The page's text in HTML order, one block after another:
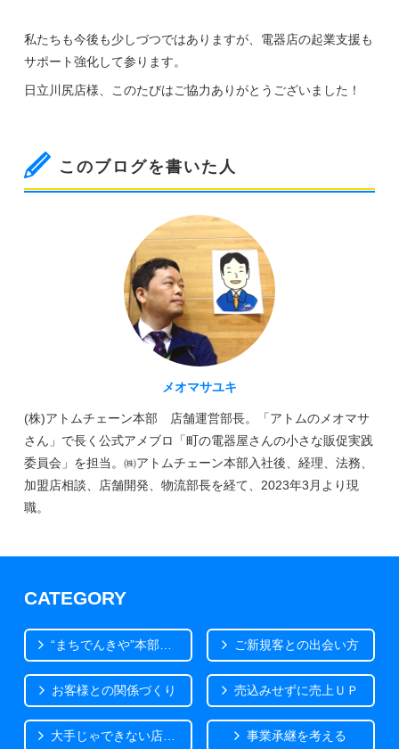
私たちも今後も少しづつではありますが、電器店の起業支援も
サポート強化して参ります。
日立川尻店様、このたびはご協力ありがとうございました！
このブログを書いた人
メオマサユキ
(株)アトムチェーン本部 店舗運営部長。「アトムのメオマサ
さん」で長く公式アメブロ「町の電器屋さんの小さな販促実践
委員会」を担当。㈱アトムチェーン本部入社後、経理、法務、
加盟店相談、店舗開発、物流部長を経て、2023年3月より現
職。
CATEGORY
“まちでんきや”本部から ご新規客との出会い方
お客様との関係づくり 売込みせずに売上ＵＰ
大手じゃできない店づくり 事業承継を考える